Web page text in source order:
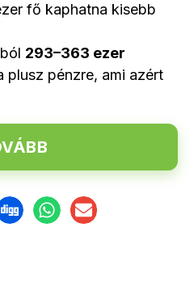
fő kaphatna kisebb
293–363 ezer
plusz pénzre, ami azért